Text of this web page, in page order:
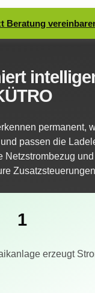
Beratung
permanent,
passen die
Netzstrombezug
1
erzeugt